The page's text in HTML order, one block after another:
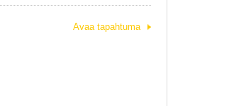
Avaa tapahtuma